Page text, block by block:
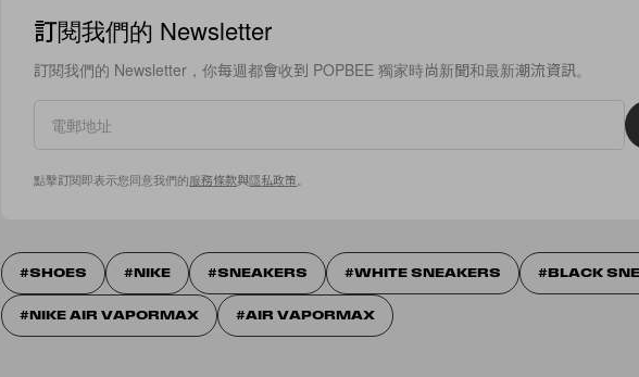
訂閱我們的 Newsletter
訂閱我們的 Newsletter，你每週都會收到 POPBEE 獨家時尚新聞和最新潮流資訊。
點擊訂閱即表示您同意我們的服務條款與隱私政策
SHOES NIKE SNEAKERS WHITE SNEAKERS BLACK
NIKE AIR VAPORMAX AIR VAPORMAX